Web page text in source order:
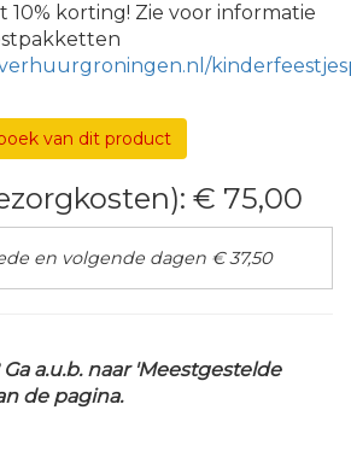
10% korting! Zie voor informatie
van dit product
€ 75,00
en volgende dagen € 37,50
a.u.b. naar 'Meestgestelde
de pagina.